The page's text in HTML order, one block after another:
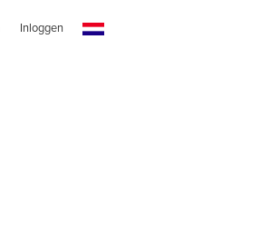
Inloggen